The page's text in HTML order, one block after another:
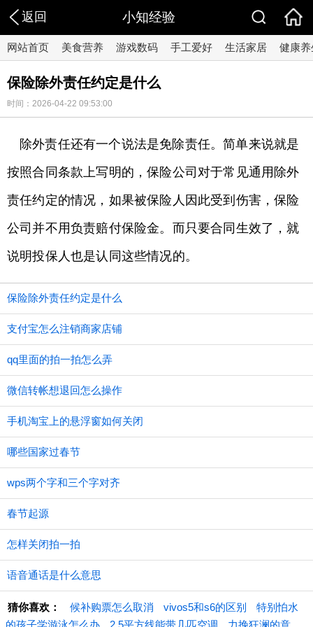
返回 小知经验
网站首页 美食营养 游戏数码 手工爱好 生活家居 健康养
保险除外责任约定是什么
时间：2026-04-22 09:53:00
除外责任还有一个说法是免除责任。简单来说就是
按照合同条款上写明的，保险公司对于常见通用除外
责任约定的情况，如果被保险人因此受到伤害，保险
公司并不用负责赔付保险金。而只要合同生效了，就
说明投保人也是认同这些情况的。
保险除外责任约定是什么
支付宝怎么注销商家店铺
qq里面的拍一拍怎么弄
微信转帐想退回怎么操作
手机淘宝上的悬浮窗如何关闭
哪些国家过春节
wps两个字和三个字对齐
春节起源
怎样关闭拍一拍
语音通话是什么意思
猜你喜欢： 候补购票怎么取消 vivos5和s6的区别
特别怕水
的孩子学游泳怎么办
2.5平方线能带几匹空调 力挽狂澜的意